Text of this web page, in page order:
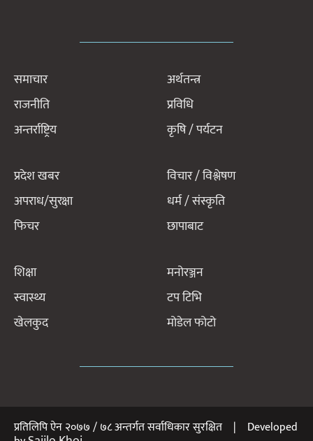
समाचार
राजनीति
अन्तर्राष्ट्रिय
अर्थतन्त्र
प्रविधि
कृषि / पर्यटन
प्रदेश खबर
अपराध/सुरक्षा
फिचर
विचार / विश्लेषण
धर्म / संस्कृति
छापाबाट
शिक्षा
स्वास्थ्य
खेलकुद
मनोरञ्जन
टप टिभि
मोडेल फोटो
प्रतिलिपि ऐन २०७७ / ७८ अन्तर्गत सर्वाधिकार सुरक्षित | Developed